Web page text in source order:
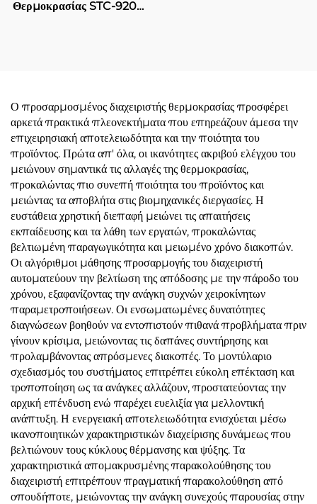
Θερμοκρασίας STC-9200:
Ο προσαρμοσμένος διαχειριστής θερμοκρασίας προσφέρει
αρκετά πρακτικά πλεονεκτήματα που επηρεάζουν άμεσα την
επιχειρησιακή αποτελειωδότητα και την ποιότητα του
προϊόντος. Πρώτα απ' όλα, οι ικανότητες ακριβού ελέγχου του
μειώνουν σημαντικά τις αλλαγές της θερμοκρασίας,
προκαλώντας πιο συνεπή ποιότητα του προϊόντος και
μειώντας τα αποβλήτα στις βιομηχανικές διεργασίες. Η
ευστάθεια χρηστική διεπαφή μειώνει τις απαιτήσεις
εκπαίδευσης και τα λάθη των εργατών, προκαλώντας
βελτιωμένη παραγωγικότητα και μειωμένο χρόνο διακοπών.
Οι αλγόριθμοι μάθησης προσαρμογής του διαχειριστή
αυτοματεύουν την βελτίωση της απόδοσης με την πάροδο του
χρόνου, εξαφανίζοντας την ανάγκη συχνών χειροκίνητων
παραμετροποιήσεων. Οι ενσωματωμένες δυνατότητες
διαγνώσεων βοηθούν να εντοπιστούν πιθανά προβλήματα πριν
γίνουν κρίσιμα, μειώνοντας τις δαπάνες συντήρησης και
προλαμβάνοντας απρόσμενες διακοπές. Το μοντύλαριο
σχεδιασμός του συστήματος επιτρέπει εύκολη επέκταση και
τροποποίηση ως τα ανάγκες αλλάζουν, προστατεύοντας την
αρχική επένδυση ενώ παρέχει ευελιξία για μελλοντική
ανάπτυξη. Η ενεργειακή αποτελειωδότητα ενισχύεται μέσω
ικανοποιητικών χαρακτηριστικών διαχείρισης δυνάμεως που
βελτιώνουν τους κύκλους θέρμανσης και ψύξης. Τα
χαρακτηριστικά απομακρυσμένης παρακολούθησης του
διαχειριστή επιτρέπουν πραγματική παρακολούθηση από
οπουδήποτε, μειώνοντας την ανάγκη συνεχούς παρουσίας στην